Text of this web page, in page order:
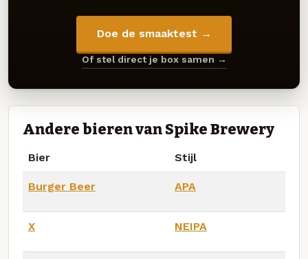
Doe de smaaktest →
Of stel direct je box samen →
Andere bieren van Spike Brewery
Bier Stijl
Burger Beer APA
X NEIPA